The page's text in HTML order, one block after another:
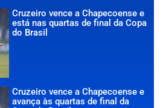
Cruzeiro vence a Chapecoense e
está nas quartas de final da Copa
do Brasil
Cruzeiro vence a Chapecoense e
avança às quartas de final da